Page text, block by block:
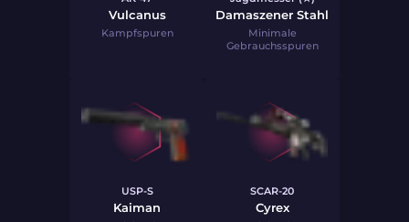
Vulcanus
Kampfspuren
Damaszener Stahl
Minimale
Gebrauchsspuren
USP-S
Kaiman
SCAR-20
Cyrex